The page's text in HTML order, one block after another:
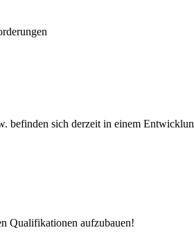
befinden sich derzeit in einem
Qualifikationen aufzubauen!